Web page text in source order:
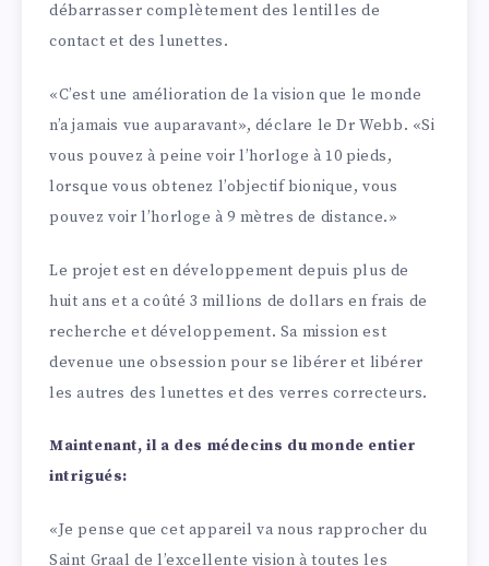
débarrasser complètement des lentilles de
contact et des lunettes.
«C’est une amélioration de la vision que le monde
n’a jamais vue auparavant», déclare le Dr Webb. «Si
vous pouvez à peine voir l’horloge à 10 pieds,
lorsque vous obtenez l’objectif bionique, vous
pouvez voir l’horloge à 9 mètres de distance.»
Le projet est en développement depuis plus de
huit ans et a coûté 3 millions de dollars en frais de
recherche et développement. Sa mission est
devenue une obsession pour se libérer et libérer
les autres des lunettes et des verres correcteurs.
Maintenant, il a des médecins du monde entier
intrigués:
«Je pense que cet appareil va nous rapprocher du
Saint Graal de l’excellente vision à toutes les